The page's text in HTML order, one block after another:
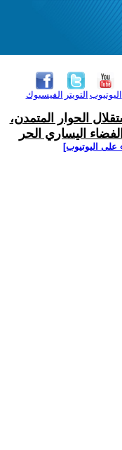
الفيسبوك التويتر اليوتيوب
الحوار المتمدن،
اليساري الحر
على اليوتيوب]